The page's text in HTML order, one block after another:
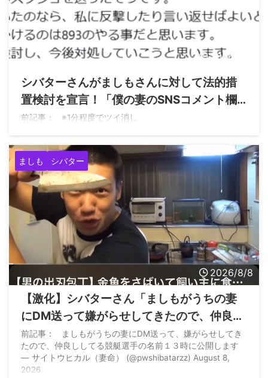
2026/8/9
シバターさんがましもさんに対して法的措
置検討を宣言！「僕の妻のSNSコメント欄
に誹謗中傷を書き、DMを読まないならこう
前記事： ※1分程度でツイ消し
ましも シバター
2026/8/8
【激化】シバターさん「ましもがうちの妻
にDM送って嫌がらせしてきたので、仲良し
してる競艇選手を公開します」→結局公表
せず「やつがそういう人間だと言うのを皆
さんどうぞ認識してください」
前記事： ましもがうちの妻にDM送って、嫌がらせしてき
たので、仲良ししてる競艇選手の名前１３時に公開します
— サイトウヒカル（妻命） (@pwshibatarzz) August 8,
2026